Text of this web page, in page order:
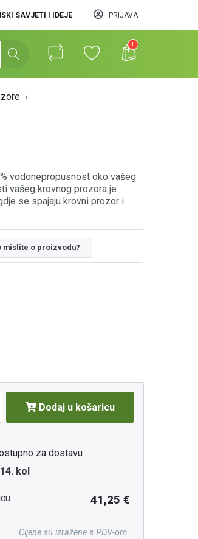
SAVJETI I IDEJE PRIJAVA
1
vodonepropusnost oko vašeg
vašeg krovnog prozora je
se spajaju krovni prozor i
mislite o proizvodu?
Dodaj u košaricu
za dostavu
kol
41,25 €
Cijene su izražene s PDV-om.